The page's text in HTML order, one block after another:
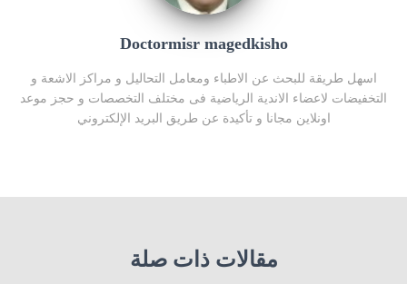
Doctormisr magedkisho
اسهل طريقة للبحث عن الاطباء ومعامل التحاليل و مراكز الاشعة و
التخفيضات لاعضاء الاندية الرياضية فى مختلف التخصصات و حجز موعد
اونلاين مجانا و تأكيدة عن طريق البريد الإلكتروني
مقالات ذات صلة